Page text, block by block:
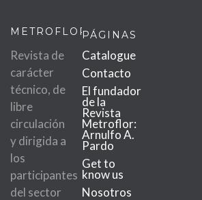
METROFLOR
Revista de
carácter
técnico, de
libre
circulación
y dirigida a
los
participantes
del sector
PÁGINAS
Catalogue
Contacto
El fundador
de la
Revista
Metroflor:
Arnulfo A.
Pardo
Get to
know us
Nosotros